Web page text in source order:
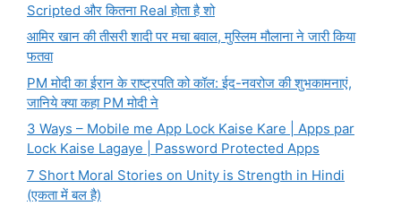
Scripted और कितना Real होता है शो
आमिर खान की तीसरी शादी पर मचा बवाल, मुस्लिम मौलाना ने जारी किया
फतवा
PM मोदी का ईरान के राष्ट्रपति को कॉल: ईद-नवरोज की शुभकामनाएं,
जानिये क्या कहा PM मोदी ने
3 Ways – Mobile me App Lock Kaise Kare | Apps par
Lock Kaise Lagaye | Password Protected Apps
7 Short Moral Stories on Unity is Strength in Hindi
(एकता में बल है)